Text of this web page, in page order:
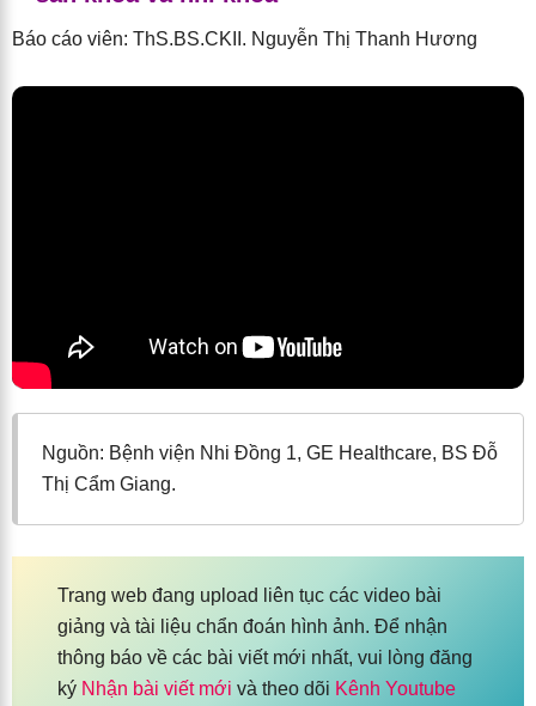
Báo cáo viên: ThS.BS.CKII. Nguyễn Thị Thanh Hương
Nguồn: Bệnh viện Nhi Đồng 1, GE Healthcare, BS Đỗ
Thị Cẩm Giang.
Trang web đang upload liên tục các video bài
giảng và tài liệu chẩn đoán hình ảnh. Để nhận
thông báo về các bài viết mới nhất, vui lòng đăng
ký Nhận bài viết mới và theo dõi Kênh Youtube